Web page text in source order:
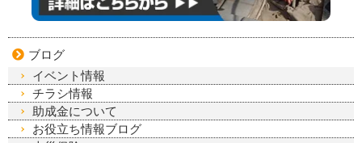
ブログ
イベント情報
チラシ情報
助成金について
お役立ち情報ブログ